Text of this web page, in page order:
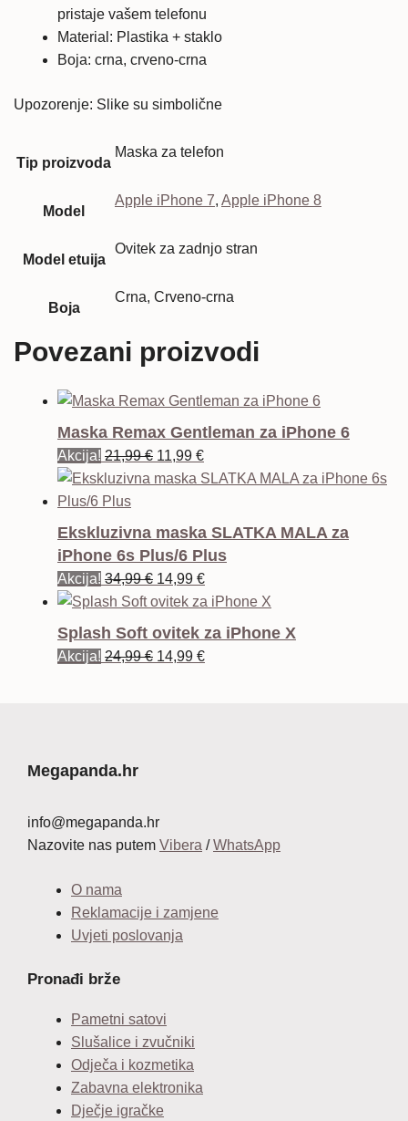
pristaje vašem telefonu
Material: Plastika + staklo
Boja: crna, crveno-crna
Upozorenje: Slike su simbolične
Tip proizvoda
Maska za telefon
Model
Apple iPhone 7, Apple iPhone 8
Model etuija
Ovitek za zadnjo stran
Boja
Crna, Crveno-crna
Povezani proizvodi
Maska Remax Gentleman za iPhone 6
Akcija! 21,99€ Izvorna
cijena
21,99 €.
11,99 €Trenutna
cijena
Ekskluzivna maska SLATKA MALA za
iPhone 6s Plus/6 Plus
Akcija! 34,99€ Izvorna
cijena
bila
14,99 €Trenutna
cijena
Splash Soft ovitek za iPhone X
Akcija! 24,99€ Izvorna
14,99 €Trenutna
Megapanda.hr
info@megapanda.hr
Nazovite nas putem Vibera /WhatsApp
O nama
Reklamacije i zamjene
Uvjeti poslovanja
Pronađi brže
Pametni satovi
Slušalice i zvučniki
Odječa i kozmetika
Zabavna elektronika
Dječje igračke